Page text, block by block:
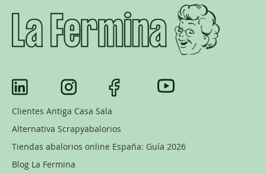
Clientes Antiga Casa Sala
Alternativa Scrapyabalorios
Tiendas abalorios online España: Guía 2026
Blog La Fermina